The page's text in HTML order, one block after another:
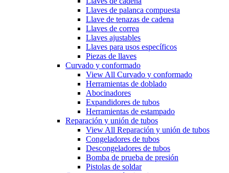
Llaves de palanca compuesta
Llave de tenazas de cadena
Llaves de correa
Llaves ajustables
Llaves para usos específicos
Piezas de llaves
Curvado y conformado
View All Curvado y conformado
Herramientas de doblado
Abocinadores
Expandidores de tubos
Herramientas de estampado
Reparación y unión de tubos
View All Reparación y unión de tubos
Congeladores de tubos
Descongeladores de tubos
Bomba de prueba de presión
Pistolas de soldar